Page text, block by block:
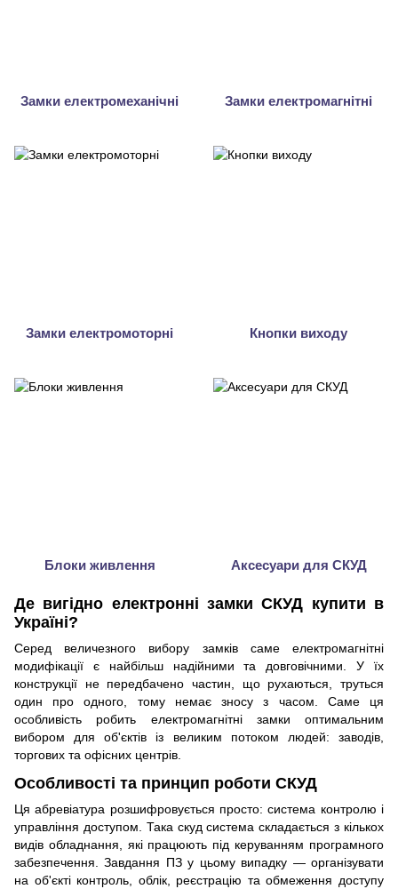
Де вигідно електронні замки СКУД купити в
Україні?
Серед величезного вибору замків саме електромагнітні
модифікації є найбільш надійними та довговічними. У їх
конструкції не передбачено частин, що рухаються, труться
один про одного, тому немає зносу з часом. Саме ця
особливість робить електромагнітні замки оптимальним
вибором для об'єктів із великим потоком людей: заводів,
торгових та офісних центрів.
Особливості та принцип роботи СКУД
Ця абревіатура розшифровується просто: система контролю і
управління доступом. Така скуд система складається з кількох
видів обладнання, які працюють під керуванням програмного
забезпечення. Завдання ПЗ у цьому випадку — організувати
на об'єкті контроль, облік, реєстрацію та обмеження доступу
Замки електромеханічні Замки електромагнітні
Замки електромоторні Кнопки виходу
Блоки живлення Аксесуари для СКУД